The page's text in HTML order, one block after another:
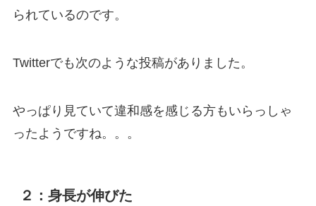
られているのです。
Twitterでも次のような投稿がありました。
やっぱり見ていて違和感を感じる方もいらっしゃ
ったようですね。。。
２：身長が伸びた